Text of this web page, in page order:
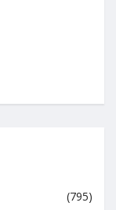
(795)